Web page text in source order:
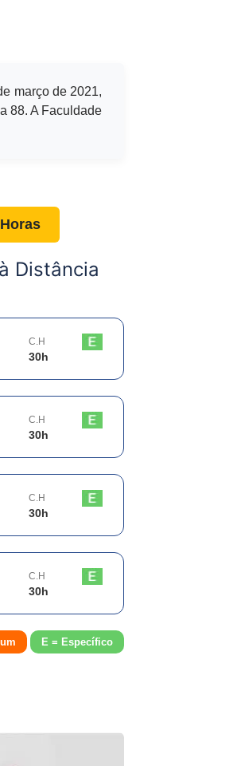
março de 2021,
88. A Faculdade
Distância
C.H
30h
C.H
30h
C.H
30h
C.H
30h
E = Específico